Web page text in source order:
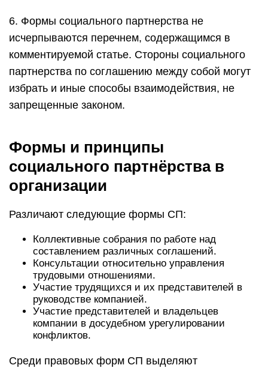
6. Формы социального партнерства не
исчерпываются перечнем, содержащимся в
комментируемой статье. Стороны социального
партнерства по соглашению между собой могут
избрать и иные способы взаимодействия, не
запрещенные законом.
Формы и принципы
социального партнёрства в
организации
Различают следующие формы СП:
Коллективные собрания по работе над
составлением различных соглашений.
Консультации относительно управления
трудовыми отношениями.
Участие трудящихся и их представителей в
руководстве компанией.
Участие представителей и владельцев
компании в досудебном урегулировании
конфликтов.
Среди правовых форм СП выделяют